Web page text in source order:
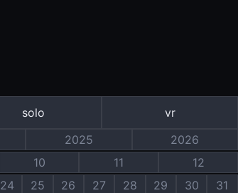
solo
vr
2025
2026
10 11
12
24 25 26 27 28 29 30 31